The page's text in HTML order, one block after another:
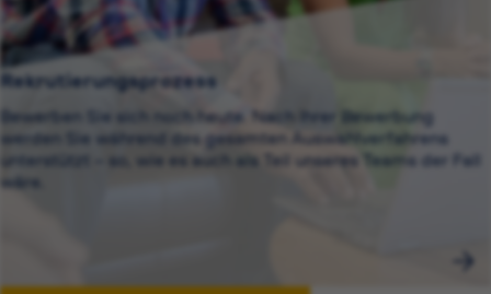
Rekrutierungsprozess
Bewerben Sie sich noch heute. Nach Ihrer Bewerbung
werden Sie während des gesamten Auswahlverfahrens
unterstützt – so, wie es auch als Teil unseres Teams der Fall
wäre.